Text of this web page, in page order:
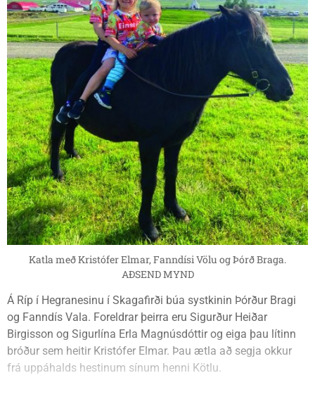
Katla með Kristófer Elmar, Fanndísi Völu og Þórð Braga.
AÐSEND MYND
Á Ríp í Hegranesinu í Skagafirði búa systkinin Þórður Bragi
og Fanndís Vala. Foreldrar þeirra eru Sigurður Heiðar
Birgisson og Sigurlína Erla Magnúsdóttir og eiga þau lítinn
bróður sem heitir Kristófer Elmar. Þau ætla að segja okkur
frá uppáhalds hestinum sínum henni Kötlu.